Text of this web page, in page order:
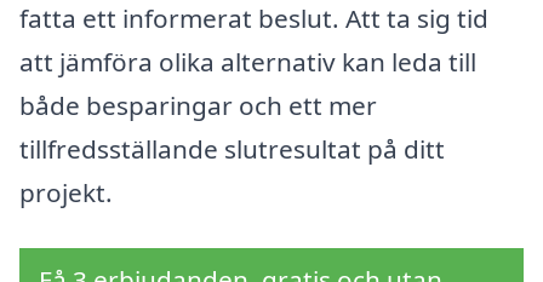
fatta ett informerat beslut. Att ta sig tid
att jämföra olika alternativ kan leda till
både besparingar och ett mer
tillfredsställande slutresultat på ditt
projekt.